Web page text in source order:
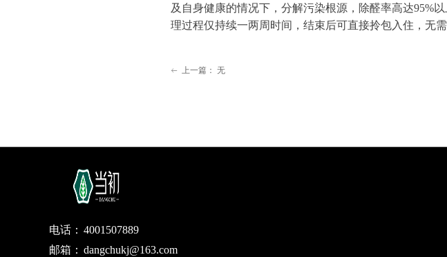
及自身健康的情况下，分解污染根源，除醛率高达95%
理过程仅持续一两周时间，结束后可直接拎包入住，无
ꂃ 上一篇： 无
电话： 4001507889
邮箱： dangchukj@163.com